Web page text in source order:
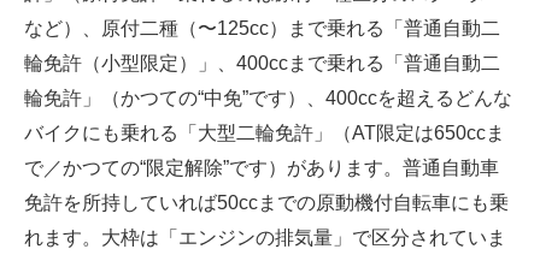
など）、原付二種（〜125cc）まで乗れる「普通自動二
輪免許（小型限定）」、400ccまで乗れる「普通自動二
輪免許」（かつての“中免”です）、400ccを超えるどんな
バイクにも乗れる「大型二輪免許」（AT限定は650ccま
で／かつての“限定解除”です）があります。普通自動車
免許を所持していれば50ccまでの原動機付自転車にも乗
れます。大枠は「エンジンの排気量」で区分されていま